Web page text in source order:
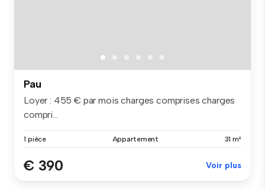
Pau
Loyer : 455 € par mois charges comprises charges
compri...
1 pièce Appartement 31 m²
€ 390 Voir plus